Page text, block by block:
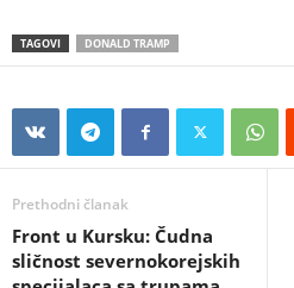
TAGOVI DONALD TRAMP
Prethodni članak
Front u Kursku: Čudna
sličnost severnokorejskih